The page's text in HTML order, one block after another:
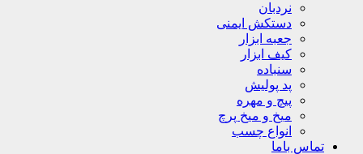
نردبان
دستکش ایمنی
جعبه ابزار
کیف ابزار
سنباده
پد پولیش
پیچ و مهره
میخ و میخ پرچ
انواع چسب
تماس باما